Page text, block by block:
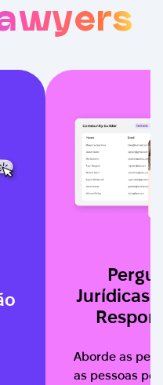
Jurídicas
Aborde as
as pessoas